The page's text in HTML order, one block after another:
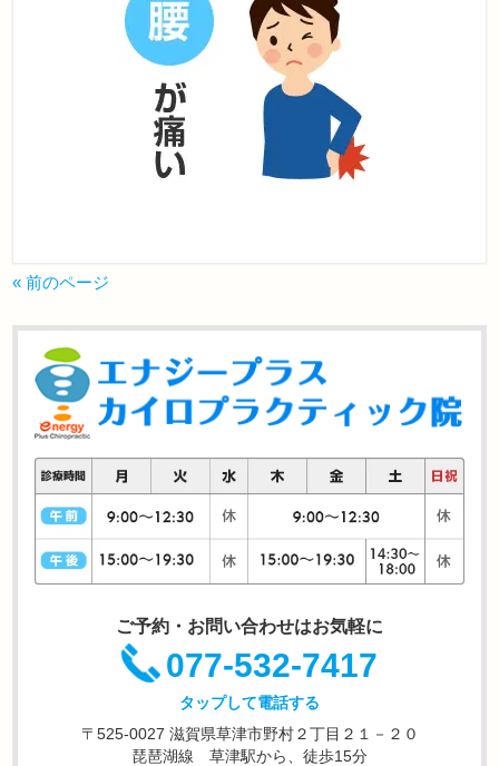
« 前のページ
ご予約・お問い合わせはお気軽に
077-532-7417
タップして電話する
〒525-0027 滋賀県草津市野村２丁目２１－２０
琵琶湖線 草津駅から、徒歩15分